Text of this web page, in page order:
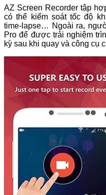
AZ Screen Recorder tập
có thể kiểm soát tốc độ
time-lapse… Ngoài ra,
Pro để được trải nghiệm
kỳ sau khi quay và công cụ